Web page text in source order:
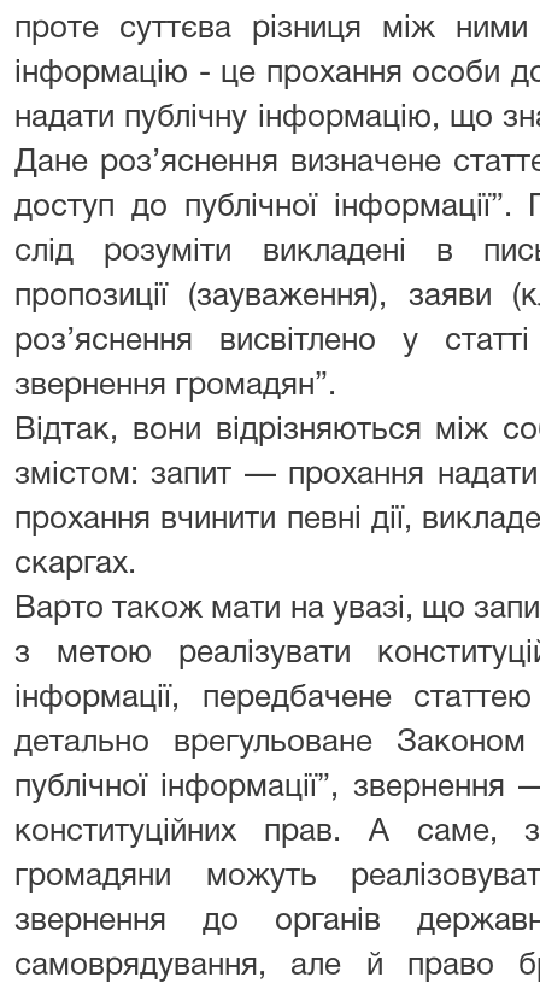
проте суттєва різниця між
інформацію - це прохання особи
надати публічну інформацію, що
Дане роз’яснення визначене
доступ до публічної
слід розуміти викладені в
пропозиції (зауваження), заяви
роз’яснення висвітлено у
звернення громадян”.
Відтак, вони відрізняються між
змістом: запит — прохання
прохання вчинити певні дії,
скаргах.
Варто також мати на увазі, що
з метою реалізувати
інформації, передбачене
детально врегульоване
публічної інформації”,
конституційних прав. А саме,
громадяни можуть
звернення до органів
самоврядування, але й право